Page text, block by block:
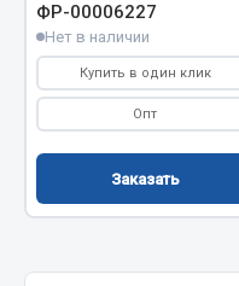
Двигатель
Мост задний
Система питания
Система выпуска газа
ФР-00006227
Нет в наличии
Купить в один клик
Опт
Заказать